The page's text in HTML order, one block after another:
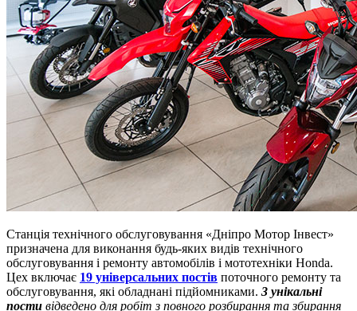
Станція технічного обслуговування «Дніпро Мотор Інвест»
призначена для виконання будь-яких видів технічного
обслуговування і ремонту автомобілів і мототехніки Honda.
Цех включає 19 універсальних постів поточного ремонту та
обслуговування, які обладнані підйомниками. 3 унікальні
пости відведено для робіт з повного розбирання та збирання